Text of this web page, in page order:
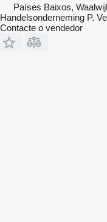
Países Baixos,
Handelsonderneming P.
Contacte o vendedor